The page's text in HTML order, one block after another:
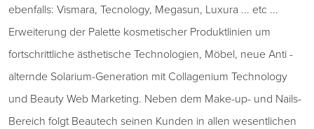
ebenfalls: Vismara, Tecnology, Megasun, Luxura ... etc ...
Erweiterung der Palette kosmetischer Produktlinien um
fortschrittliche ästhetische Technologien, Möbel, neue Anti -
alternde Solarium-Generation mit Collagenium Technology
und Beauty Web Marketing. Neben dem Make-up- und Nails-
Bereich folgt Beautech seinen Kunden in allen wesentlichen